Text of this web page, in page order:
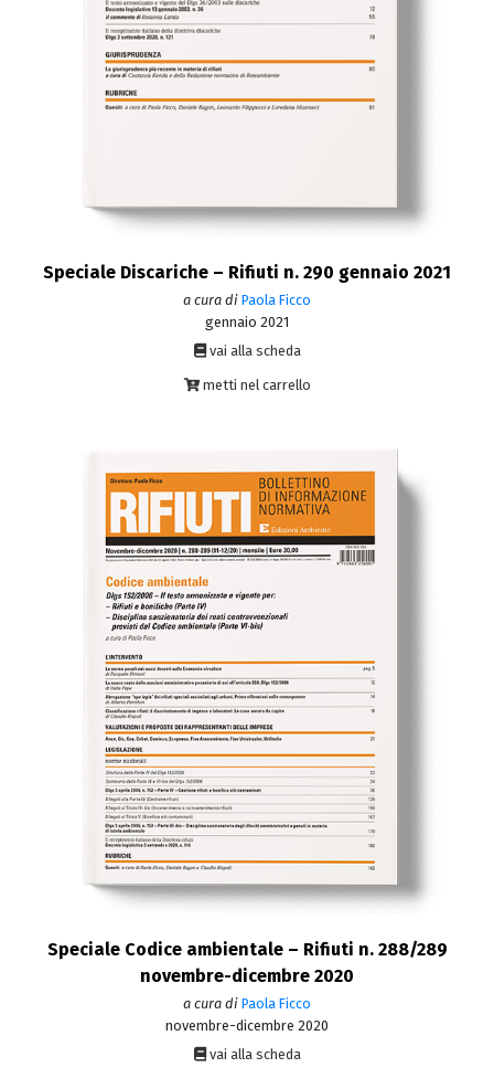
Speciale Discariche – Rifiuti n. 290 gennaio 2021
a cura di Paola Ficco
gennaio 2021
vai alla scheda
metti nel carrello
Speciale Codice ambientale – Rifiuti n. 288/289
novembre-dicembre 2020
a cura di Paola Ficco
novembre-dicembre 2020
vai alla scheda